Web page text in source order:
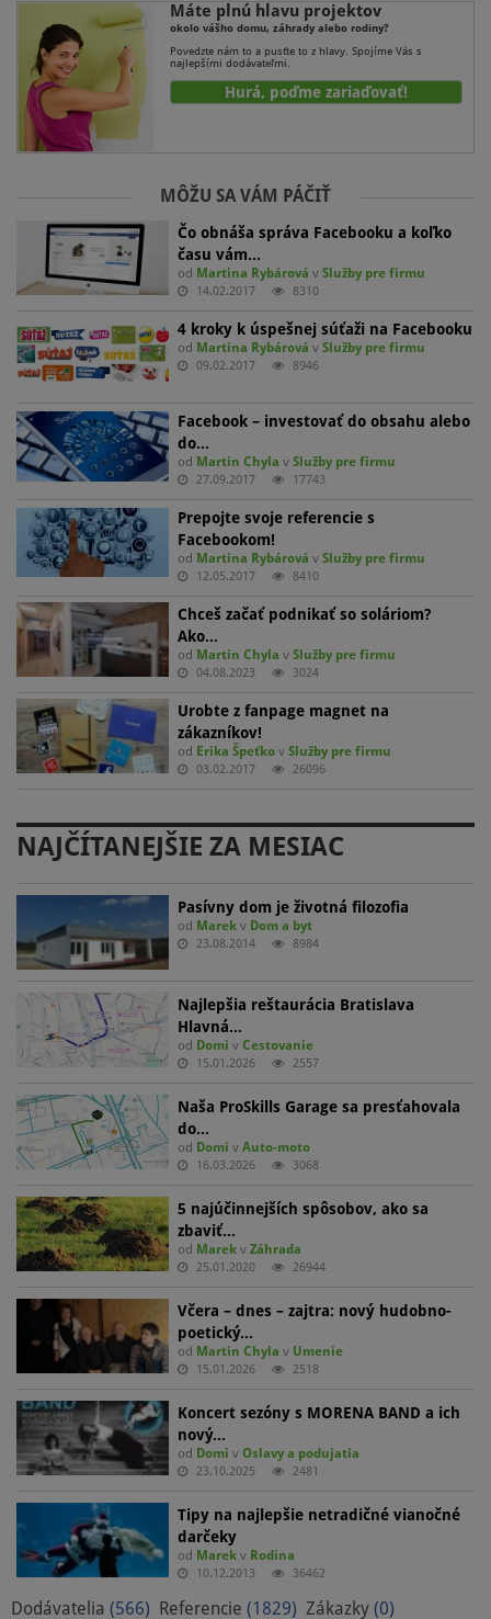
Máte plnú hlavu projektov
okolo vášho domu, záhrady alebo rodiny?
Povedzte nám to a pusťte to z hlavy. Spojíme Vás s
najlepšími dodávateľmi.
Hurá, poďme zariaďovať!
MÔŽU SA VÁM PÁČIŤ
Čo obnáša správa Facebooku a koľko
času vám…
od Martina Rybárová vSlužby pre firmu
14.02.2017 8310
4 kroky k úspešnej súťaži na Facebooku
od Martina Rybárová vSlužby pre firmu
09.02.2017 8946
Facebook – investovať do obsahu alebo
do…
od Martin Chyla vSlužby pre firmu
27.09.2017 17743
Prepojte svoje referencie s
Facebookom!
od Martina Rybárová vSlužby pre firmu
12.05.2017 8410
Chceš začať podnikať so soláriom?
Ako…
od Martin Chyla vSlužby pre firmu
04.08.2023 3024
Urobte z fanpage magnet na
zákazníkov!
od Erika Špeťko vSlužby pre firmu
03.02.2017 26096
NAJČÍTANEJŠIE ZA MESIAC
Pasívny dom je životná filozofia
od Marek v Dom a byt
23.08.2014 8984
Najlepšia reštaurácia Bratislava
Hlavná…
od Domi vCestovanie
15.01.2026 2557
Naša ProSkills Garage sa presťahovala
do…
od Domi vAuto-moto
16.03.2026 3068
5 najúčinnejších spôsobov, ako sa
zbaviť…
od Marek vZáhrada
25.01.2020 26944
Včera – dnes – zajtra: nový hudobno-
poetický…
od Martin Chyla v Umenie
15.01.2026 2518
Koncert sezóny s MORENA BAND a ich
nový…
od Domi vOslavy a podujatia
23.10.2025 2481
Tipy na najlepšie netradičné vianočné
darčeky
od Marek v Rodina
10.12.2013 36462
Dodávatelia (566) Referencie (1829) Zákazky (0)